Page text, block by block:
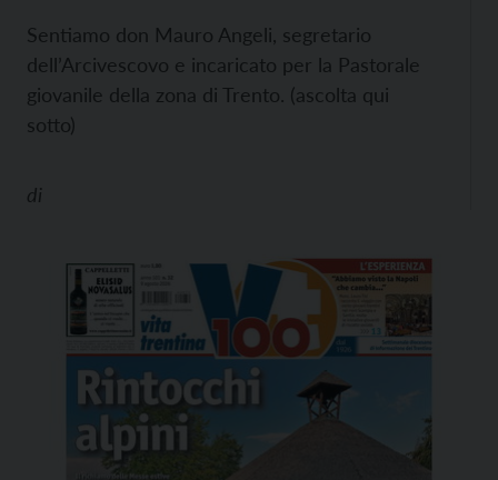
Sentiamo don Mauro Angeli, segretario
dell’Arcivescovo e incaricato per la Pastorale
giovanile della zona di Trento. (ascolta qui
sotto)
di